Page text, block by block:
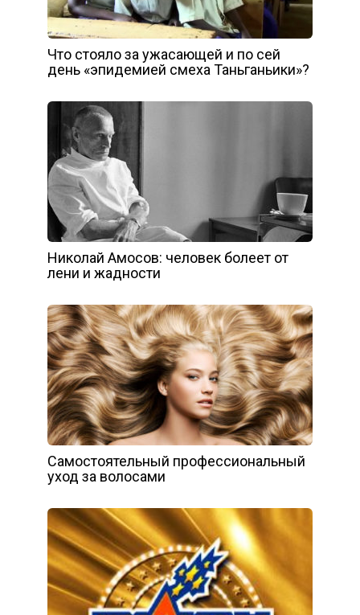
Что стояло за ужасающей и по сей
день «эпидемией смеха Таньганьики»?
Николай Амосов: человек болеет от
лени и жадности
Самостоятельный профессиональный
уход за волосами